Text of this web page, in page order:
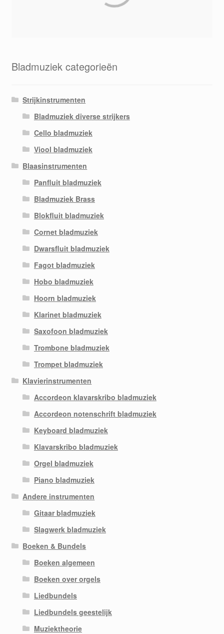
Bladmuziek categorieën
Strijkinstrumenten
Bladmuziek diverse strijkers
Cello bladmuziek
Viool bladmuziek
Blaasinstrumenten
Panfluit bladmuziek
Bladmuziek Brass
Blokfluit bladmuziek
Cornet bladmuziek
Dwarsfluit bladmuziek
Fagot bladmuziek
Hobo bladmuziek
Hoorn bladmuziek
Klarinet bladmuziek
Saxofoon bladmuziek
Trombone bladmuziek
Trompet bladmuziek
Klavierinstrumenten
Accordeon klavarskribo bladmuziek
Accordeon notenschrift bladmuziek
Keyboard bladmuziek
Klavarskribo bladmuziek
Orgel bladmuziek
Piano bladmuziek
Andere instrumenten
Gitaar bladmuziek
Slagwerk bladmuziek
Boeken & Bundels
Boeken algemeen
Boeken over orgels
Liedbundels
Liedbundels geestelijk
Muziektheorie